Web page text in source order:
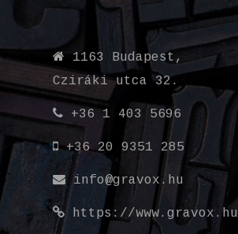
1163 Budapest,
Cziráki utca 32.
+36 1 403 5696
+36 20 9351 285
info@gravox.hu
https://www.gravox.hu